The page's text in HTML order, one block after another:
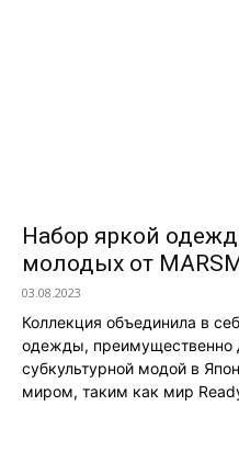
Набор яркой
молодых от
03.08.2023
Коллекция объединила в
одежды, преимущественно
субкультурной модой в
миром, таким как мир